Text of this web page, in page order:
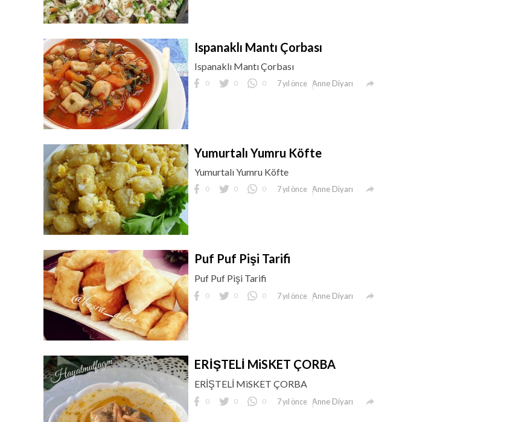
Ispanaklı Mantı Çorbası
Ispanaklı Mantı Çorbası
0 0 0 7 yıl önce Anne Diyarı 
Yumurtalı Yumru Köfte
Yumurtalı Yumru Köfte
0 0 0 7 yıl önce Anne Diyarı 
Puf Puf Pişi Tarifi
Puf Puf Pişi Tarifi
0 0 0 7 yıl önce Anne Diyarı 
ERİŞTELİ MiSKET ÇORBA
ERİŞTELİ MiSKET ÇORBA
0 0 0 7 yıl önce Anne Diyarı 